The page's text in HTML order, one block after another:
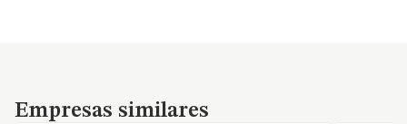
Empresas similares
Empresas similares